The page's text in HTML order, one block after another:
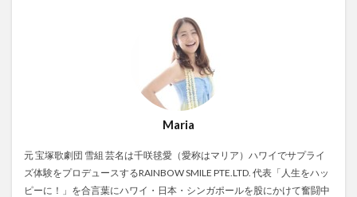
Maria
元 宝塚歌劇団 雪組 芸名は千咲毬愛（愛称はマリア）ハワイでサプライ
ズ体験をプロデュースするRAINBOW SMILE PTE.LTD. 代表「人生をハッ
ピーに！」を合言葉にハワイ・日本・シンガポールを股にかけて奮闘中